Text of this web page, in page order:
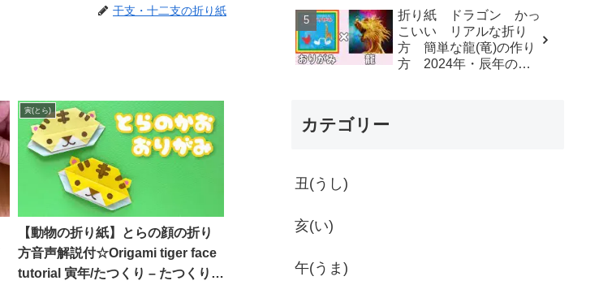
干支・十二支の折り紙
寅(とら)
【動物の折り紙】とらの顔の折り
方音声解説付☆Origami tiger face
tutorial 寅年/たつくり – たつくりの
折り紙 ドラゴン かっ
こいい リアルな折り
方 簡単な龍(竜)の作り
方 2024年・辰年の干
カテゴリー
丑(うし)
亥(い)
午(うま)